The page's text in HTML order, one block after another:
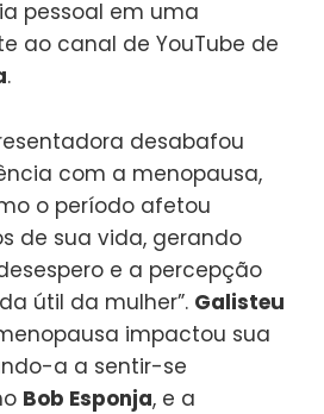
pessoal em uma
ao canal de YouTube de
.
desabafou
com a menopausa,
o período afetou
de sua vida, gerando
e a percepção
útil da mulher”. Galisteu
impactou sua
a a sentir-se
Bob Esponja, e a